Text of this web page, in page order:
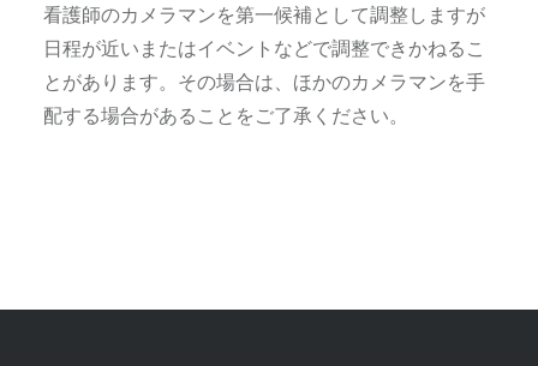
看護師のカメラマンを第一候補として調整しますが
日程が近いまたはイベントなどで調整できかねるこ
とがあります。その場合は、ほかのカメラマンを手
配する場合があることをご了承ください。